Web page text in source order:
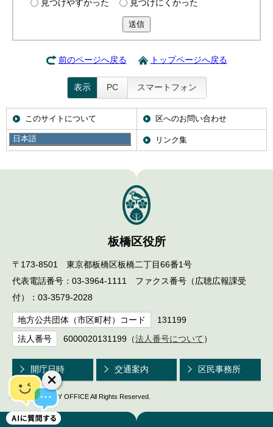
日本語
日本語
見つけやすかった
見つけにくかった
送信
前のページへ戻る トップページへ戻る
表示 PC スマートフォン
このサイトについて 区へのお問い合わせ
携帯サイト リンク集
板橋区役所
〒173-8501 東京都板橋区板橋二丁目66番1号
代表電話番号：03-3964-1111 ファクス番号（広聴広報課受
付）：03-3579-2028
地方公共団体（市区町村）コード 131199
法人番号 6000020131199（法人番号について ）
開庁日時 交通案内 区民事務所
© ITABASHI CITY OFFICE All Rights Reserved.